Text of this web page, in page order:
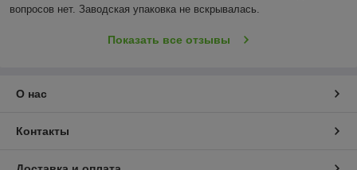
вопросов нет. Заводская упаковка не вскрывалась.
Показать все отзывы
О нас
Контакты